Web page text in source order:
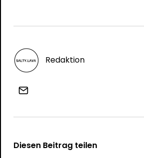
Redaktion
Diesen Beitrag teilen